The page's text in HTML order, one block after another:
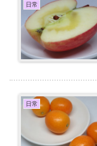
日常
日常